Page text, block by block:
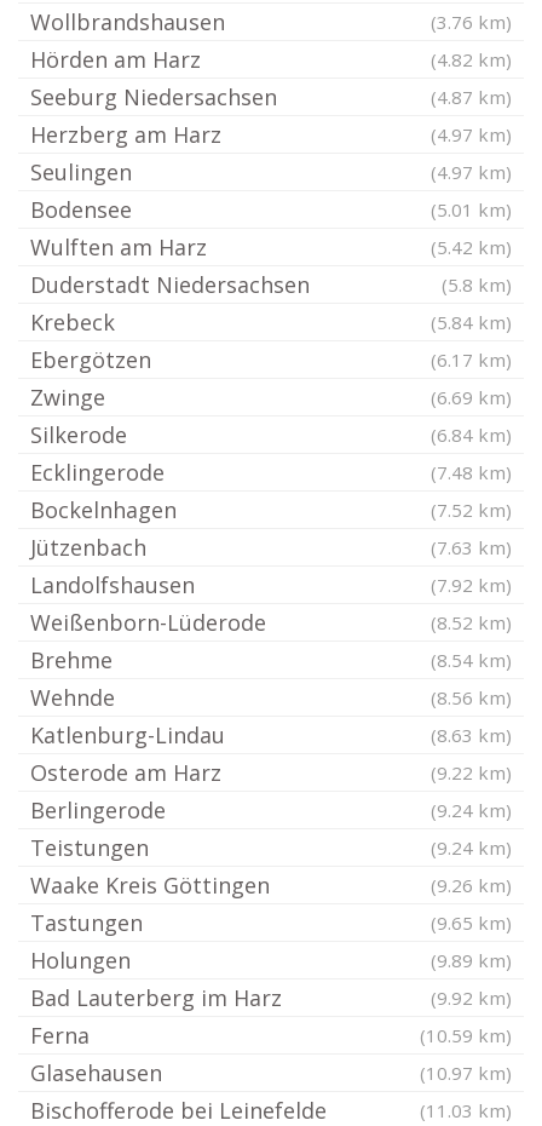
Wollbrandshausen (3.76 km)
Hörden am Harz (4.82 km)
Seeburg Niedersachsen (4.87 km)
Herzberg am Harz (4.97 km)
Seulingen (4.97 km)
Bodensee (5.01 km)
Wulften am Harz (5.42 km)
Duderstadt Niedersachsen (5.8 km)
Krebeck (5.84 km)
Ebergötzen (6.17 km)
Zwinge (6.69 km)
Silkerode (6.84 km)
Ecklingerode (7.48 km)
Bockelnhagen (7.52 km)
Jützenbach (7.63 km)
Landolfshausen (7.92 km)
Weißenborn-Lüderode (8.52 km)
Brehme (8.54 km)
Wehnde (8.56 km)
Katlenburg-Lindau (8.63 km)
Osterode am Harz (9.22 km)
Berlingerode (9.24 km)
Teistungen (9.24 km)
Waake Kreis Göttingen (9.26 km)
Tastungen (9.65 km)
Holungen (9.89 km)
Bad Lauterberg im Harz (9.92 km)
Ferna (10.59 km)
Glasehausen (10.97 km)
Bischofferode bei Leinefelde (11.03 km)